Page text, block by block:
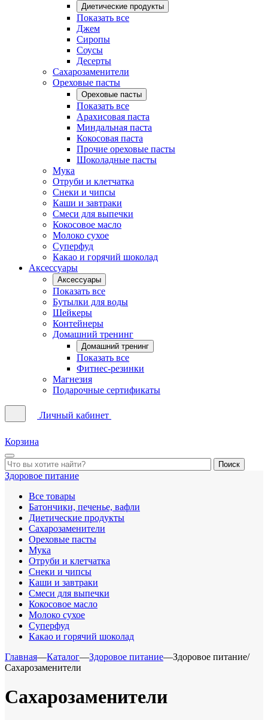
Диетические продукты
Показать все
Джем
Сиропы
Соусы
Десерты
Сахарозаменители
Ореховые пасты
Ореховые пасты
Показать все
Арахисовая паста
Миндальная паста
Кокосовая паста
Прочие ореховые пасты
Шоколадные пасты
Мука
Отруби и клетчатка
Снеки и чипсы
Каши и завтраки
Смеси для выпечки
Кокосовое масло
Молоко сухое
Суперфуд
Какао и горячий шоколад
Аксессуары
Аксессуары
Показать все
Бутылки для воды
Шейкеры
Контейнеры
Домашний тренинг
Домашний тренинг
Показать все
Фитнес-резинки
Магнезия
Подарочные сертификаты
Личный кабинет
Корзина
Здоровое питание
Все товары
Батончики, печенье, вафли
Диетические продукты
Сахарозаменители
Ореховые пасты
Мука
Отруби и клетчатка
Снеки и чипсы
Каши и завтраки
Смеси для выпечки
Кокосовое масло
Молоко сухое
Суперфуд
Какао и горячий шоколад
Главная—Каталог—Здоровое питание—Здоровое питание/
Сахарозаменители
Сахарозаменители